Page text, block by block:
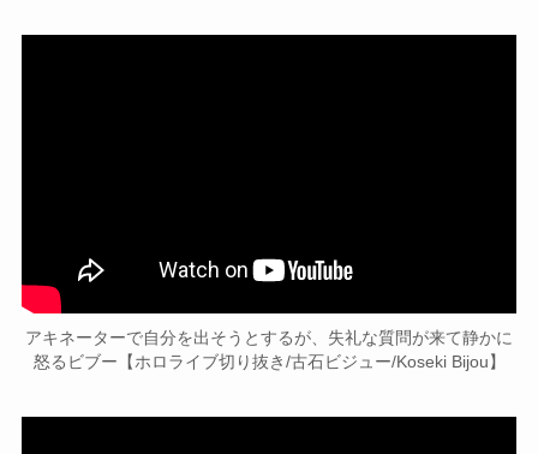
アキネーターで自分を出そうとするが、失礼な質問が来て静かに
怒るビブー【ホロライブ切り抜き/古石ビジュー/Koseki Bijou】